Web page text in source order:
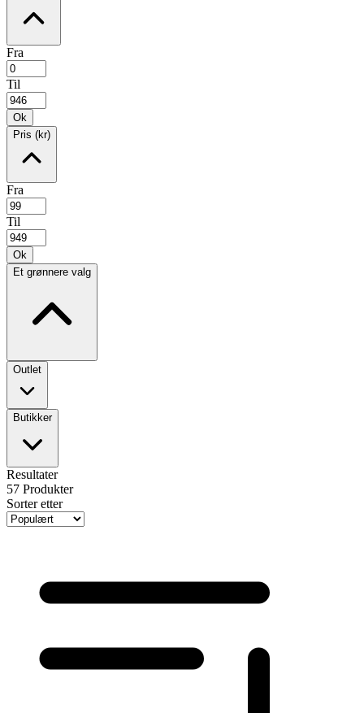
Fra
Til
Ok
Pris (kr)
Fra
Til
Ok
Et grønnere valg
Outlet
Butikker
Resultater
57 Produkter
Sorter etter